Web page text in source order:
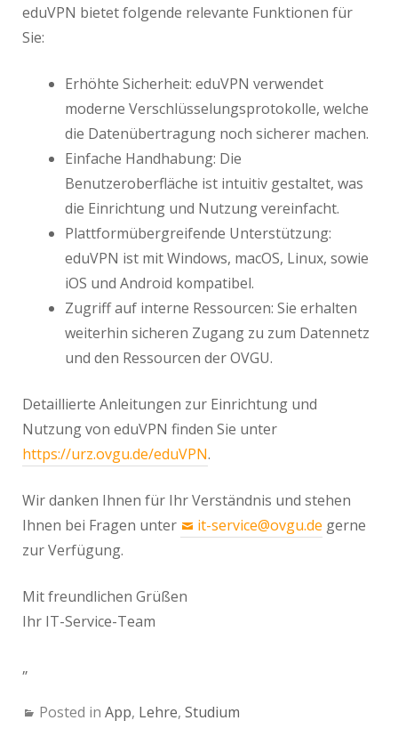
eduVPN bietet folgende relevante Funktionen für
Sie:
Erhöhte Sicherheit: eduVPN verwendet
moderne Verschlüsselungsprotokolle, welche
die Datenübertragung noch sicherer machen.
Einfache Handhabung: Die
Benutzeroberfläche ist intuitiv gestaltet, was
die Einrichtung und Nutzung vereinfacht.
Plattformübergreifende Unterstützung:
eduVPN ist mit Windows, macOS, Linux, sowie
iOS und Android kompatibel.
Zugriff auf interne Ressourcen: Sie erhalten
weiterhin sicheren Zugang zu zum Datennetz
und den Ressourcen der OVGU.
Detaillierte Anleitungen zur Einrichtung und
Nutzung von eduVPN finden Sie unter
https://urz.ovgu.de/eduVPN.
Wir danken Ihnen für Ihr Verständnis und stehen
Ihnen bei Fragen unter
it-service@ovgu.de gerne
zur Verfügung.
Mit freundlichen Grüßen
Ihr IT-Service-Team
„
Posted in App, Lehre, Studium